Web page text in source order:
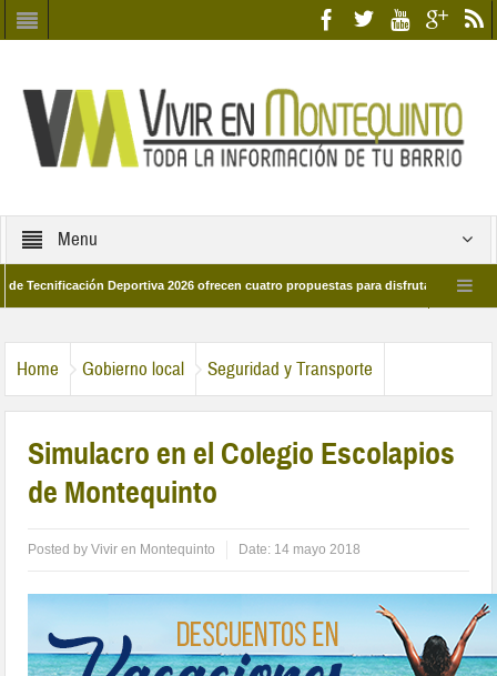
Menu
Deportiva 2026 ofrecen cuatro propuestas para disfrutar del deporte
Home Gobierno local Seguridad y Transporte
Simulacro en el Colegio Escolapios
de Montequinto
Posted byVivir en Montequinto Date: 14 mayo 2018